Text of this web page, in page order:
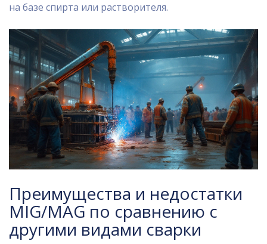
на базе спирта или растворителя.
Преимущества и недостатки
MIG/MAG по сравнению с
другими видами сварки